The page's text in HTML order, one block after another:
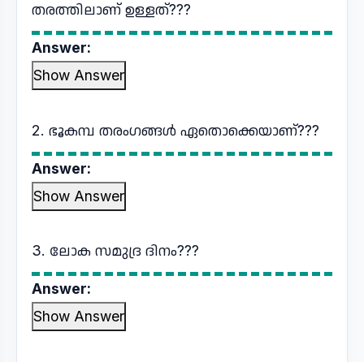
തരത്തിലാണ് ഉള്ളത്???
Answer:
Show Answer
2. ഭൂകമ്പ തരംഗങ്ങൾ ഏതൊക്കെയാണ്???
Answer:
Show Answer
3. ലോക സമുദ്ര ദിനം???
Answer:
Show Answer